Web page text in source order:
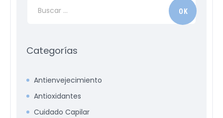
Categorías
Antienvejecimiento
Antioxidantes
Cuidado Capilar